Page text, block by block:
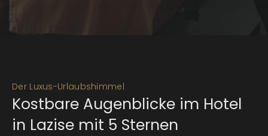
Kostbare Augenblicke im Hotel
in Lazise mit 5 Sternen
Der Luxus-Urlaubshimmel